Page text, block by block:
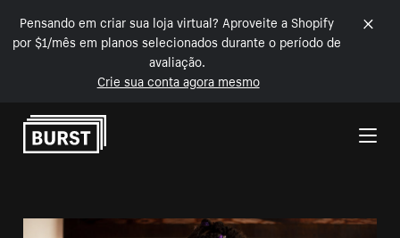
Pensando em criar sua loja virtual? Aproveite a Shopify
por $1/mês em planos selecionados durante o período de
avaliação.
Crie sua conta agora mesmo
Pular para o conteúdo